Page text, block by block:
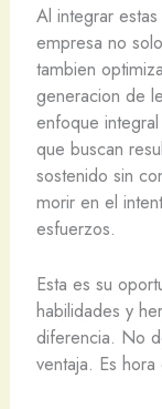
Al integrar
empresa no
tambien
generacion de
enfoque
que buscan
sostenido sin
morir en el
esfuerzos.
Esta es su
habilidades y
diferencia. No
ventaja. Es